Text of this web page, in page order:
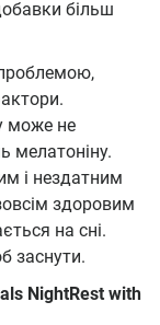
більш
може не
мелатоніну.
і нездатним
здоровим
на сні.
заснути.
NightRest with